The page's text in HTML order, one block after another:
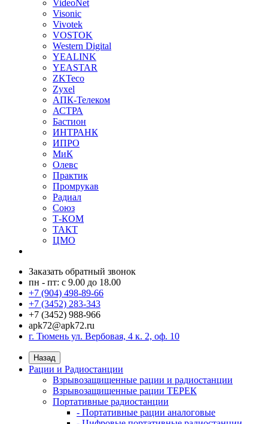
VideoNet
Visonic
Vivotek
VOSTOK
Western Digital
YEALINK
YEASTAR
ZKTeco
Zyxel
АПК-Телеком
АСТРА
Бастион
ИНТРАНК
ИПРО
МиК
Олевс
Практик
Промрукав
Радиал
Союз
Т-КОМ
ТАКТ
ЦМО
Заказать обратный звонок
пн - пт: с 9.00 до 18.00
+7 (904) 498-89-66
+7 (3452) 283-343
+7 (3452) 988-966
apk72@apk72.ru
г. Тюмень ул. Вербовая, 4 к. 2, оф. 10
Назад
Рации и Радиостанции
Взрывозащищенные рации и радиостанции
Взрывозащищенные рации ТЕРЕК
Портативные радиостанции
- Портативные рации аналоговые